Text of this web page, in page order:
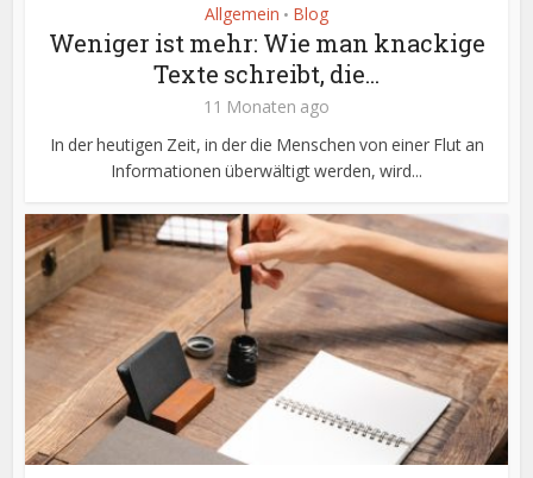
Allgemein • Blog
Weniger ist mehr: Wie man knackige
Texte schreibt, die...
11 Monaten ago
In der heutigen Zeit, in der die Menschen von einer Flut an
Informationen überwältigt werden, wird...